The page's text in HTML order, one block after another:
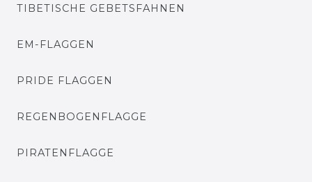
TIBETISCHE GEBETSFAHNEN
EM-FLAGGEN
PRIDE FLAGGEN
REGENBOGENFLAGGE
PIRATENFLAGGE